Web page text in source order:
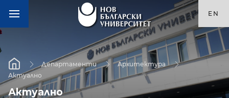
EN
Департаменти
Архитектура
Актуално
Актуално